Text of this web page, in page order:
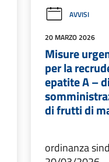
AVVISI
20 MARZO 2026
Misure
per la
epatite A –
di frutti di
ordinanza